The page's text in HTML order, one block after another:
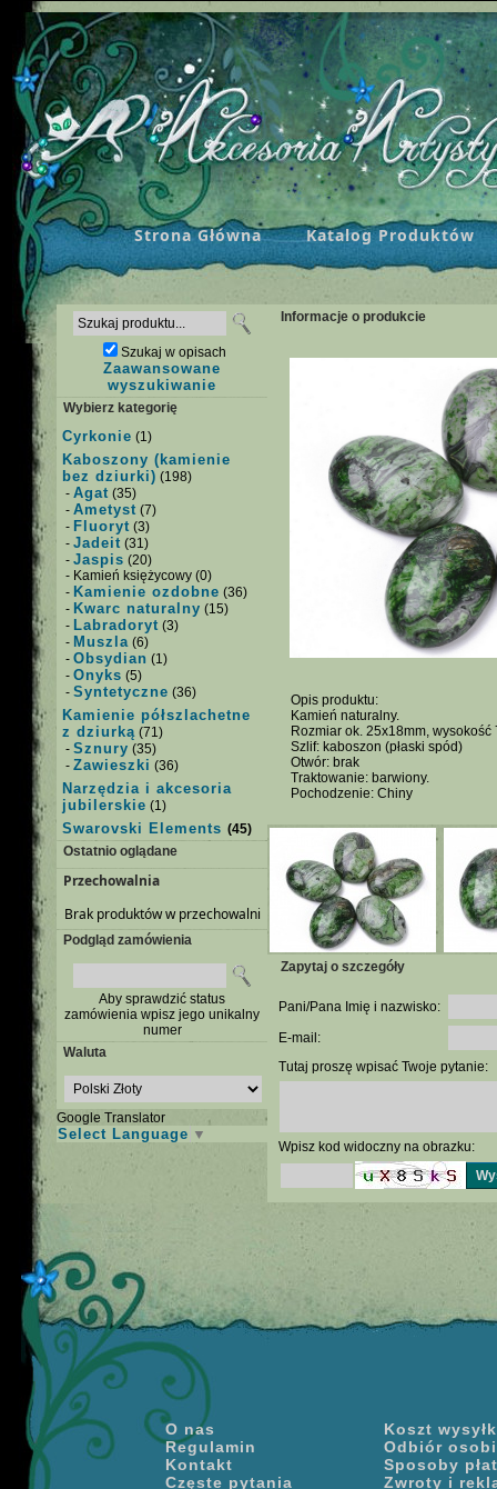
Strona Główna Katalog Produktów
Szukaj w opisach
Zaawansowane
wyszukiwanie
Wybierz kategorię
Cyrkonie (1)
Kaboszony (kamienie
bez dziurki) (198)
- Agat (35)
- Ametyst (7)
- Fluoryt (3)
- Jadeit (31)
- Jaspis (20)
- Kamień księżycowy (0)
- Kamienie ozdobne (36)
- Kwarc naturalny (15)
- Labradoryt (3)
- Muszla (6)
- Obsydian (1)
- Onyks (5)
- Syntetyczne (36)
Kamienie półszlachetne
z dziurką (71)
- Sznury (35)
- Zawieszki (36)
Narzędzia i akcesoria
jubilerskie (1)
Swarovski Elements (45)
Ostatnio oglądane
Przechowalnia
Brak produktów w przechowalni
Podgląd zamówienia
Aby sprawdzić status
zamówienia wpisz jego unikalny
numer
Waluta
Google Translator
Select Language ▼
Informacje o produkcie
Opis produktu:
Kamień naturalny.
Rozmiar ok. 25x18mm, wysokość
Szlif: kaboszon (płaski spód)
Otwór: brak
Traktowanie: barwiony.
Pochodzenie: Chiny
Zapytaj o szczegóły
Pani/Pana Imię i nazwisko:
E-mail:
Tutaj proszę wpisać Twoje pytanie:
Wpisz kod widoczny na obrazku:
O nas
Regulamin
Kontakt
Częste pytania
Koszt
Odbiór
Sposoby
Zwroty i